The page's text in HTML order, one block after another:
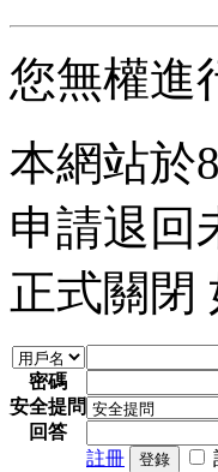
您無權進
本網站於
申請退回
正式關閉
密碼
安全提問
回答
註冊
登錄